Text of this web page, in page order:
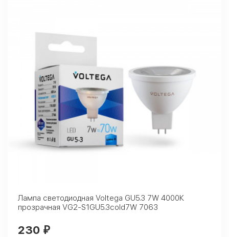
Лампа светодиодная Voltega GU5.3 7W 4000К
прозрачная VG2-S1GU5.3cold7W 7063
230 ₽